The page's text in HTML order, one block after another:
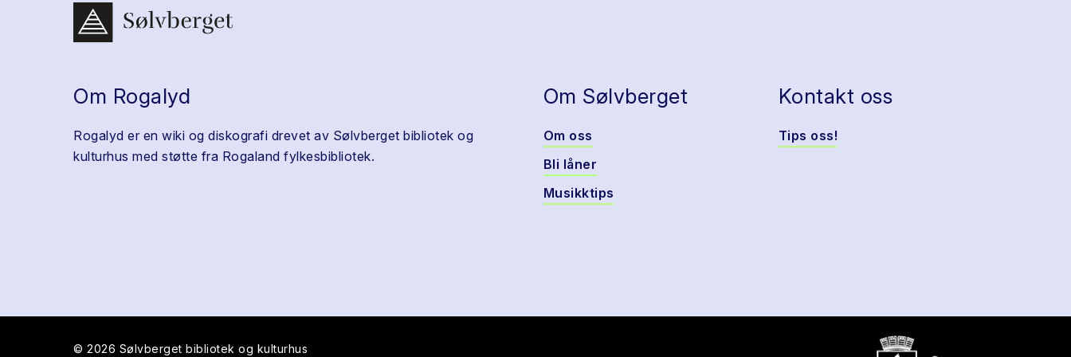
Om Rogalyd
Rogalyd er en wiki og diskografi drevet av Sølvberget bibliotek og
kulturhus med støtte fra Rogaland fylkesbibliotek.
Om Sølvberget
Om oss
Bli låner
Musikktips
Kontakt oss
Tips oss!
© 2026 Sølvberget bibliotek og kulturhus